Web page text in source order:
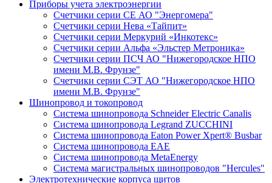
Приборы учета электроэнергии
Счетчики серии СЕ АО "Энергомера"
Счетчики серии Нева «Тайпит»
Счетчики серии Меркурий «Инкотекс»
Счетчики серии Альфа «Эльстер Метроника»
Счетчики серии ПСЧ АО "Нижегородское НПО
имени М.В. Фрунзе"
Счетчики серии СЭТ АО "Нижегородское НПО
имени М.В. Фрунзе"
Шинопровод и токопровод
Система шинопровода Schneider Electric Canalis
Система шинопровода Legrand ZUCCHINI
Система шинопровода Eaton Power Xpert® Busbar
Система шинопровода EAE
Система шинопровода MetaEnergy
Система магистральных шинопроводов "Hercules"
Электротехнические корпуса щитов